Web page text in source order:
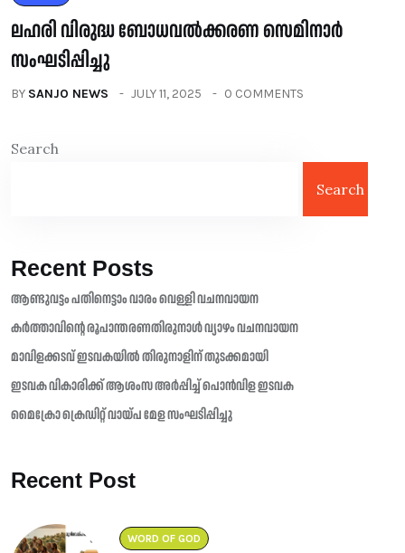
ലഹരി വിരുദ്ധ ബോധവൽക്കരണ സെമിനാർ
സംഘടിപ്പിച്ചു
BY SANJO NEWS JULY 11, 2025 0 COMMENTS
Search
Search
Recent Posts
ആണ്ടുവട്ടം പതിനെട്ടാം വാരം വെള്ളി വചനവായന
കർത്താവിന്റെ രൂപാന്തരണതിരുനാൾ വ്യാഴം വചനവായന
മാവിളക്കടവ് ഇടവകയിൽ തിരുനാളിന് തുടക്കമായി
ഇടവക വികാരിക്ക് ആശംസ അർപ്പിച്ച് പൊൻവിള ഇടവക
മൈക്രോ ക്രെഡിറ്റ് വായ്പ മേള സംഘടിപ്പിച്ചു
Recent Post
WORD OF GOD